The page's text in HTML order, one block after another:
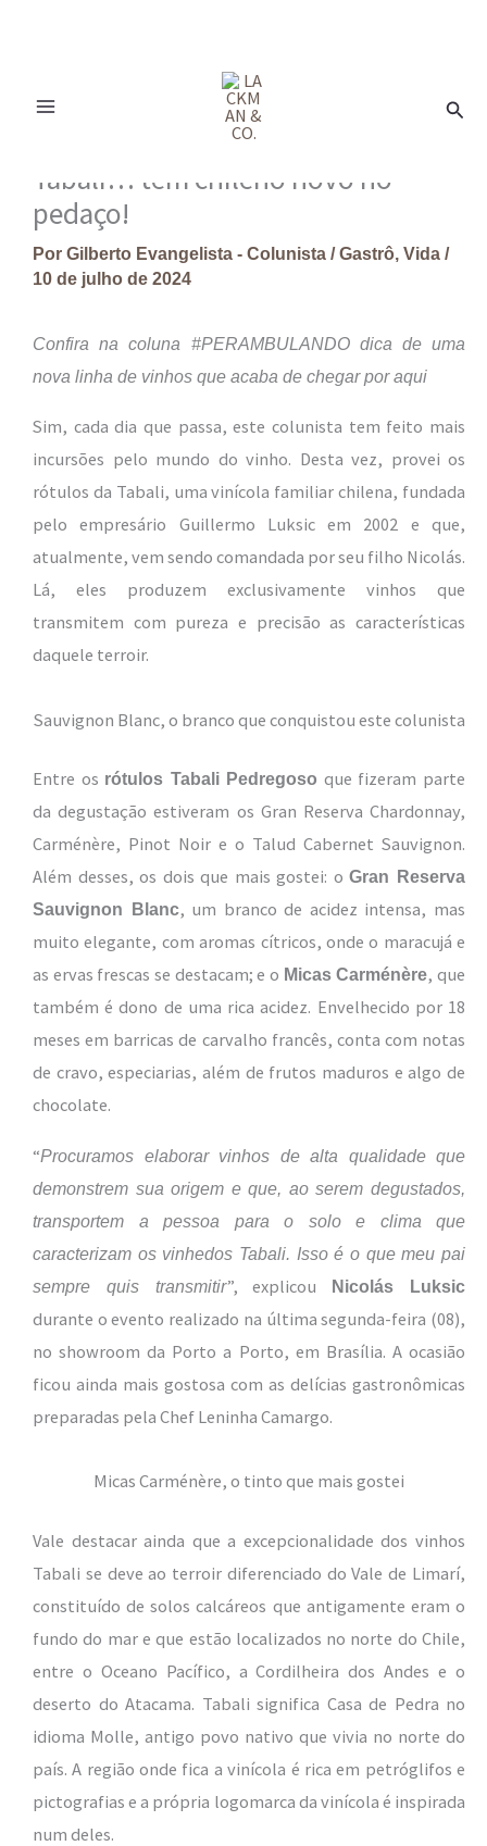
Tabali… tem chileno novo no
pedaço!
Por Gilberto Evangelista - Colunista /Gastrô, Vida /
10 de julho de 2024
Confira na coluna #PERAMBULANDO dica de uma
nova linha de vinhos que acaba de chegar por aqui
Sim, cada dia que passa, este colunista tem feito mais
incursões pelo mundo do vinho. Desta vez, provei os
rótulos da Tabali, uma vinícola familiar chilena, fundada
pelo empresário Guillermo Luksic em 2002 e que,
atualmente, vem sendo comandada por seu filho Nicolás.
Lá, eles produzem exclusivamente vinhos que
transmitem com pureza e precisão as características
daquele terroir.
Sauvignon Blanc, o branco que conquistou este colunista
Entre os rótulos Tabali Pedregoso que fizeram parte
da degustação estiveram os Gran Reserva Chardonnay,
Carménère, Pinot Noir e o Talud Cabernet Sauvignon.
Além desses, os dois que mais gostei: oGran Reserva
Sauvignon Blanc, um branco de acidez intensa, mas
muito elegante, com aromas cítricos, onde o maracujá e
as ervas frescas se destacam; e o Micas Carménère, que
também é dono de uma rica acidez. Envelhecido por 18
meses em barricas de carvalho francês, conta com notas
de cravo, especiarias, além de frutos maduros e algo de
chocolate.
“Procuramos elaborar vinhos de alta qualidade que
demonstrem sua origem e que, ao serem degustados,
transportem a pessoa para o solo e clima que
caracterizam os vinhedos Tabali. Isso é o que meu pai
sempre quis transmitir”, explicou Nicolás Luksic
durante o evento realizado na última segunda-feira (08),
no showroom da Porto a Porto, em Brasília. A ocasião
ficou ainda mais gostosa com as delícias gastronômicas
preparadas pela Chef Leninha Camargo.
Micas Carménère, o tinto que mais gostei
Vale destacar ainda que a excepcionalidade dos vinhos
Tabali se deve ao terroir diferenciado do Vale de Limarí,
constituído de solos calcáreos que antigamente eram o
fundo do mar e que estão localizados no norte do Chile,
entre o Oceano Pacífico, a Cordilheira dos Andes e o
deserto do Atacama. Tabali significa Casa de Pedra no
idioma Molle, antigo povo nativo que vivia no norte do
país. A região onde fica a vinícola é rica em petróglifos e
pictografias e a própria logomarca da vinícola é inspirada
num deles.